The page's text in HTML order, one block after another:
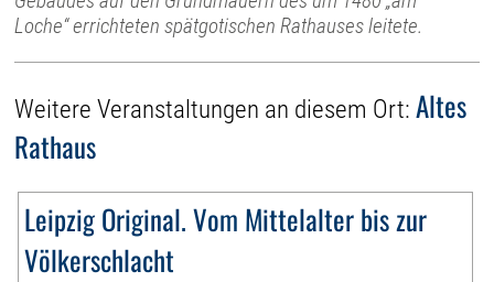
Loche“ errichteten spätgotischen Rathauses leitete.
Weitere Veranstaltungen an diesem Ort:Altes
Rathaus
Leipzig Original. Vom Mittelalter bis zur
Völkerschlacht